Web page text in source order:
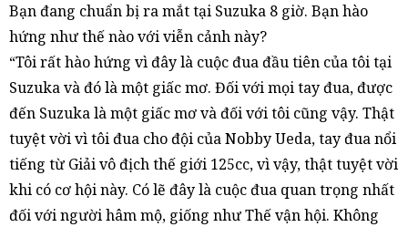
Bạn đang chuẩn bị ra mắt tại Suzuka 8 giờ. Bạn hào
hứng như thế nào với viễn cảnh này?
“Tôi rất hào hứng vì đây là cuộc đua đầu tiên của tôi tại
Suzuka và đó là một giấc mơ. Đối với mọi tay đua, được
đến Suzuka là một giấc mơ và đối với tôi cũng vậy. Thật
tuyệt vời vì tôi đua cho đội của Nobby Ueda, tay đua nổi
tiếng từ Giải vô địch thế giới 125cc, vì vậy, thật tuyệt vời
khi có cơ hội này. Có lẽ đây là cuộc đua quan trọng nhất
đối với người hâm mộ, giống như Thế vận hội. Không